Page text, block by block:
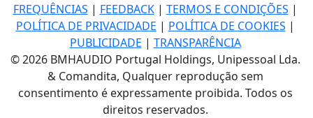
FREQUÊNCIAS | FEEDBACK| TERMOS E CONDIÇÕES |
POLÍTICA DE PRIVACIDADE | POLÍTICA DE COOKIES |
PUBLICIDADE | TRANSPARÊNCIA
© 2026 BMHAUDIO Portugal Holdings, Unipessoal Lda.
& Comandita, Qualquer reprodução sem
consentimento é expressamente proibida. Todos os
direitos reservados.